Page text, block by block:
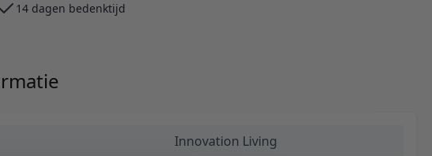
14 dagen bedenktijd
Innovation Living